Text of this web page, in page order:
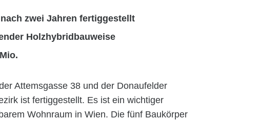
zwei Jahren fertiggestellt
Holzhybridbauweise
Attemsgasse 38 und der Donaufelder
ist fertiggestellt. Es ist ein wichtiger
Wohnraum in Wien. Die fünf Baukörper